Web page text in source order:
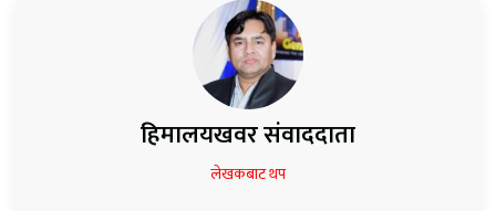
हिमालयखवर संवाददाता
लेखकबाट थप